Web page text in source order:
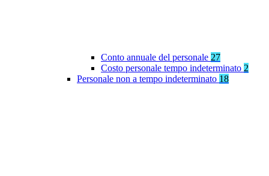
Conto annuale del personale 27
Costo personale tempo indeterminato 2
Personale non a tempo indeterminato 18